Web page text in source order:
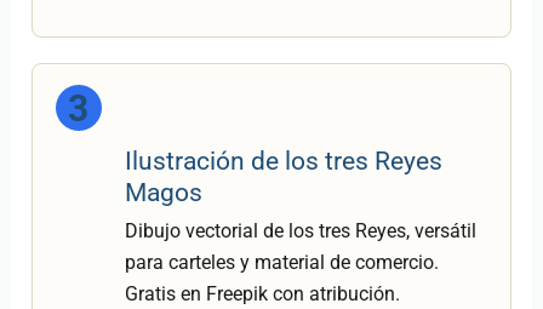
3
Ilustración de los tres Reyes
Magos
Dibujo vectorial de los tres Reyes, versátil
para carteles y material de comercio.
Gratis en Freepik con atribución.